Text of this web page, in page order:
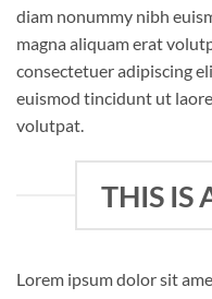
diam nonummy nibh
magna aliquam erat
consectetuer adipiscing
euismod tincidunt ut
volutpat.
THIS IS
Lorem ipsum dolor sit